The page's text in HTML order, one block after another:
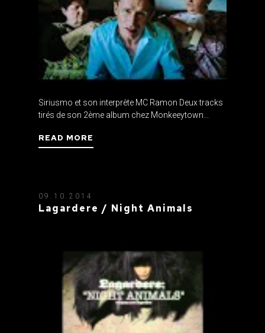
Siriusmo et son interprète MC Ramon Deux tracks
tirés de son 2ème album chez Monkeeytown...
READ MORE
09.10.2014
Lagardere / Night Animals